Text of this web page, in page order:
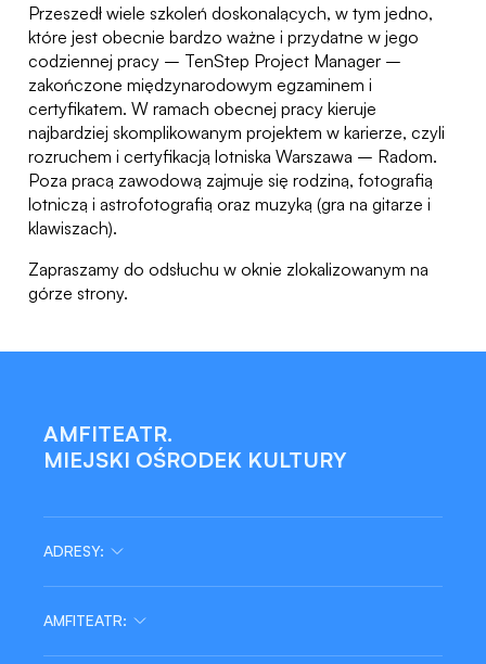
Przeszedł wiele szkoleń doskonalących, w tym jedno,
które jest obecnie bardzo ważne i przydatne w jego
codziennej pracy – TenStep Project Manager –
zakończone międzynarodowym egzaminem i
certyfikatem. W ramach obecnej pracy kieruje
najbardziej skomplikowanym projektem w karierze, czyli
rozruchem i certyfikacją lotniska Warszawa – Radom.
Poza pracą zawodową zajmuje się rodziną, fotografią
lotniczą i astrofotografią oraz muzyką (gra na gitarze i
klawiszach).
Zapraszamy do odsłuchu w oknie zlokalizowanym na
górze strony.
AMFITEATR.
MIEJSKI OŚRODEK KULTURY
ADRESY:
AMFITEATR: